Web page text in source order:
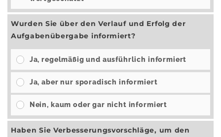
Wurden Sie über den Verlauf und Erfolg der
Aufgabenübergabe informiert?
Ja, regelmäßig und ausführlich informiert
Ja, aber nur sporadisch informiert
Nein, kaum oder gar nicht informiert
Haben Sie Verbesserungsvorschläge, um den